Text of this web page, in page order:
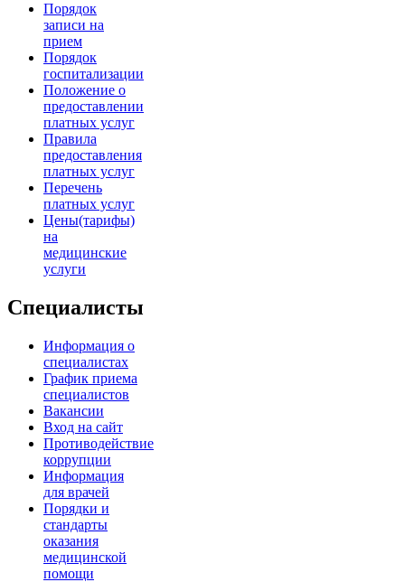
Порядок
записи на
прием
Порядок
госпитализации
Положение о
предоставлении
платных услуг
Правила
предоставления
платных услуг
Перечень
платных услуг
Цены(тарифы)
на
медицинские
услуги
Специалисты
Информация о
специалистах
График приема
специалистов
Вакансии
Вход на сайт
Противодействие
коррупции
Информация
для врачей
Порядки и
стандарты
оказания
медицинской
помощи